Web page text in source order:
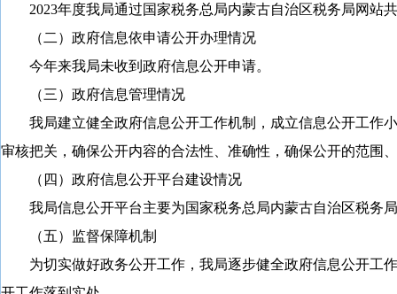
2023年度我局通过国家税务总局内蒙古自治区税务局网站
（二）政府信息依申请公开办理情况
今年来我局未收到政府信息公开申请。
（三）政府信息管理情况
我局建立健全政府信息公开工作机制，成立信息公开工作
审核把关，确保公开内容的合法性、准确性，确保公开的范围
（四）政府信息公开平台建设情况
我局信息公开平台主要为国家税务总局内蒙古自治区税务
（五）监督保障机制
为切实做好政务公开工作，我局逐步健全政府信息公开工